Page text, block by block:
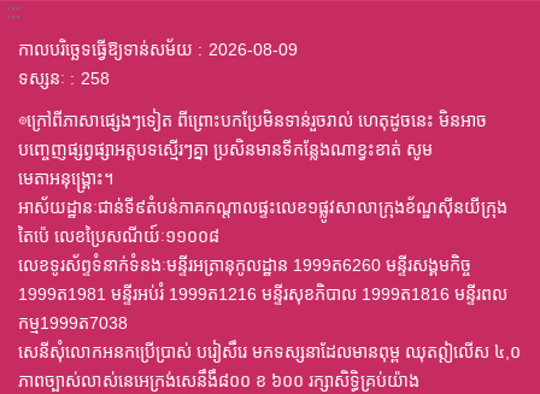
:::
កាលបរិច្ឆេទធ្វើឱ្យទាន់សម័យ
2026-08-09
ទស្សនៈ
258
◎ក្រៅពីភាសាផ្សេងៗទៀត ពីព្រោះបកប្រែមិនទាន់រួចរាល់ ហេតុដូចនេះ មិនអាច
បញ្ចេញផ្សព្វផ្សាអត្តបទស្មើរៗគ្នា ប្រសិនមានទីកន្លែងណាខ្វះខាត់ សូម
មេតាអនុង្គ្រោះ។
អាស័យដ្ឋានៈជាន់ទី៩តំបន់ភាគកណ្តាលផ្ទះលេខ១ផ្លូវសាលាក្រុងខ័ណ្ឌស៊ីនយីក្រុង
តៃប៉េ លេខប្រៃសណីយ៍ៈ១១០០៨
លេខទូរស័ព្ទទំនាក់ទំនងៈមន្ទីរអត្រានុកូលដ្ឋាន 1999ត6260 មន្ទីរសង្គមកិច្ច
1999ត1981 មន្ទីរអប់រំ 1999ត1216 មន្ទីរសុខភិបាល 1999ត1816 មន្ទីរពល
កម្ម1999ត7038
សេនីសុំលោកអនកប្រើប្រាស់ បរៀសឹរេ មកទស្សនាដែលមានពុម្ព ឈុតឦលើស ៤,០
ភាពច្បាស់លាស់នេអេក្រង់សេនឹងឹ៨០០ ខ ៦០០ រក្សាសិទ្ធិគ្រប់យ៉ាង